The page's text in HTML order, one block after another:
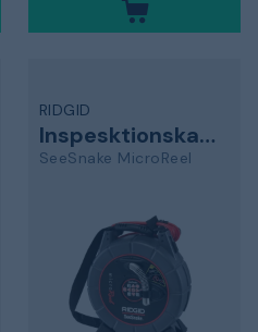
RIDGID
Inspesktionskamera
SeeSnake MicroReel